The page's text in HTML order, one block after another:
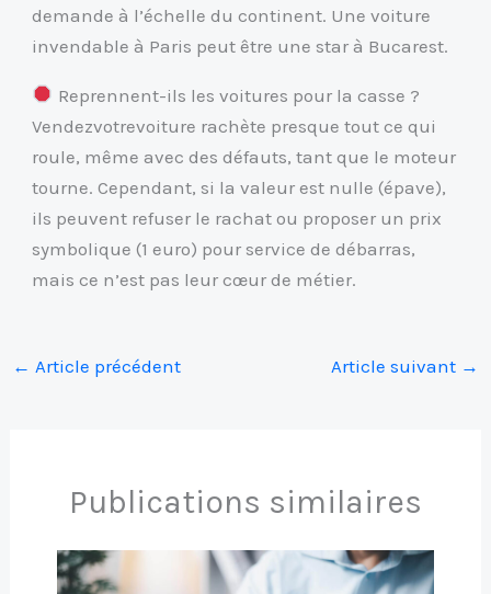
demande à l’échelle du continent. Une voiture
invendable à Paris peut être une star à Bucarest.
Reprennent-ils les voitures pour la casse ?
Vendezvotrevoiture rachète presque tout ce qui
roule, même avec des défauts, tant que le moteur
tourne. Cependant, si la valeur est nulle (épave),
ils peuvent refuser le rachat ou proposer un prix
symbolique (1 euro) pour service de débarras,
mais ce n’est pas leur cœur de métier.
← Article précédent Article suivant →
Publications similaires